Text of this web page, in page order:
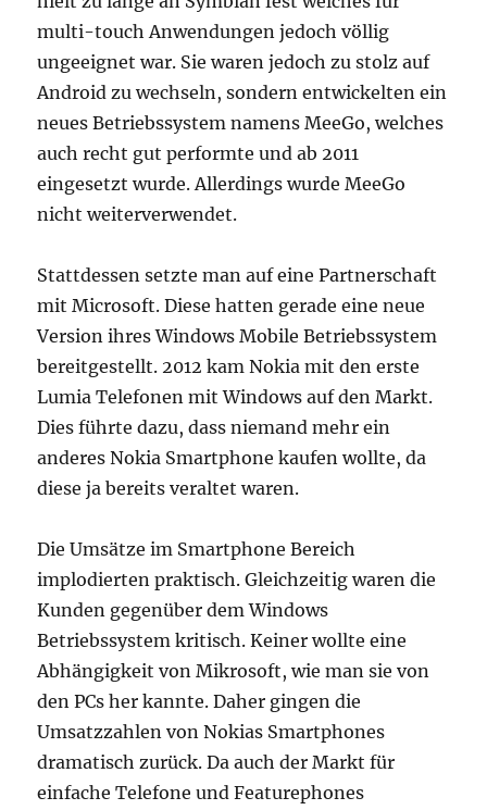
multi-touch Anwendungen jedoch völlig
ungeeignet war. Sie waren jedoch zu stolz auf
Android zu wechseln, sondern entwickelten ein
neues Betriebssystem namens MeeGo, welches
auch recht gut performte und ab 2011
eingesetzt wurde. Allerdings wurde MeeGo
nicht weiterverwendet.
Stattdessen setzte man auf eine Partnerschaft
mit Microsoft. Diese hatten gerade eine neue
Version ihres Windows Mobile Betriebssystem
bereitgestellt. 2012 kam Nokia mit den erste
Lumia Telefonen mit Windows auf den Markt.
Dies führte dazu, dass niemand mehr ein
anderes Nokia Smartphone kaufen wollte, da
diese ja bereits veraltet waren.
Die Umsätze im Smartphone Bereich
implodierten praktisch. Gleichzeitig waren die
Kunden gegenüber dem Windows
Betriebssystem kritisch. Keiner wollte eine
Abhängigkeit von Mikrosoft, wie man sie von
den PCs her kannte. Daher gingen die
Umsatzzahlen von Nokias Smartphones
dramatisch zurück. Da auch der Markt für
einfache Telefone und Featurephones